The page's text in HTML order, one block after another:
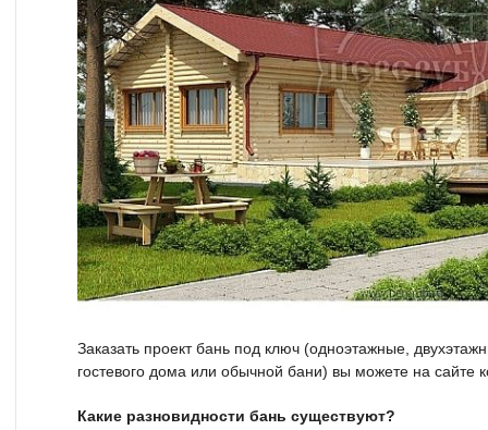
Заказать проект бань под ключ (одноэтажные,
гостевого дома или обычной бани) вы можете на сайте
Какие разновидности бань существуют?